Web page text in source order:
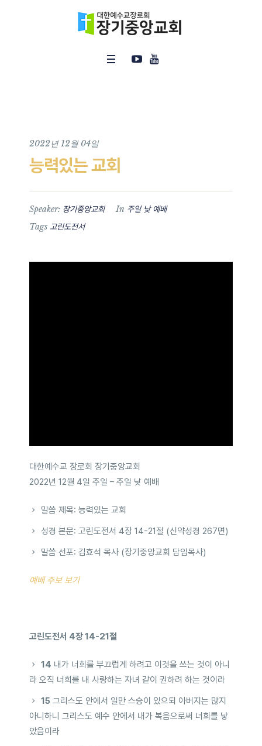
2022년 12월 04일
능력있는 교회
Speaker: 장기중앙교회 In 주일 낮 예배
Tags 고린도전서
대한예수교 장로회 장기중앙교회
2022년 12월 4일 주일 – 주일 낮 예배
말씀 제목: 능력있는 교회
성경 본문: 고린도전서 4장 14-21절 (신약성경 267면)
말씀 선포: 김효석 목사 (장기중앙교회 담임목사)
예배 주보 보기
고린도전서 4장 14-21절
14 내가 너희를 부끄럽게 하려고 이것을 쓰는 것이 아니
라 오직 너희를 내 사랑하는 자녀 같이 권하려 하는 것이라
15그리스도 안에서 일만 스승이 있으되 아버지는 많지
아니하니 그리스도 예수 안에서 내가 복음으로써 너희를 낳
았음이라